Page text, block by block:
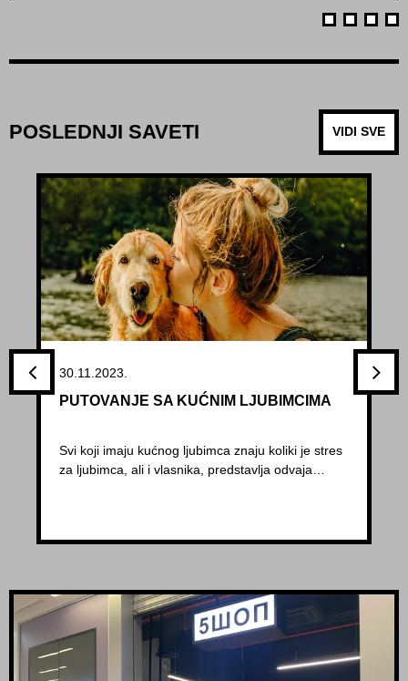
POSLEDNJI SAVETI VIDI SVE
30.11.2023.
PUTOVANJE SA KUĆNIM LJUBIMCIMA
Svi koji imaju kućnog ljubimca znaju koliki je stres
za ljubimca, ali i vlasnika, predstavlja odvaja…